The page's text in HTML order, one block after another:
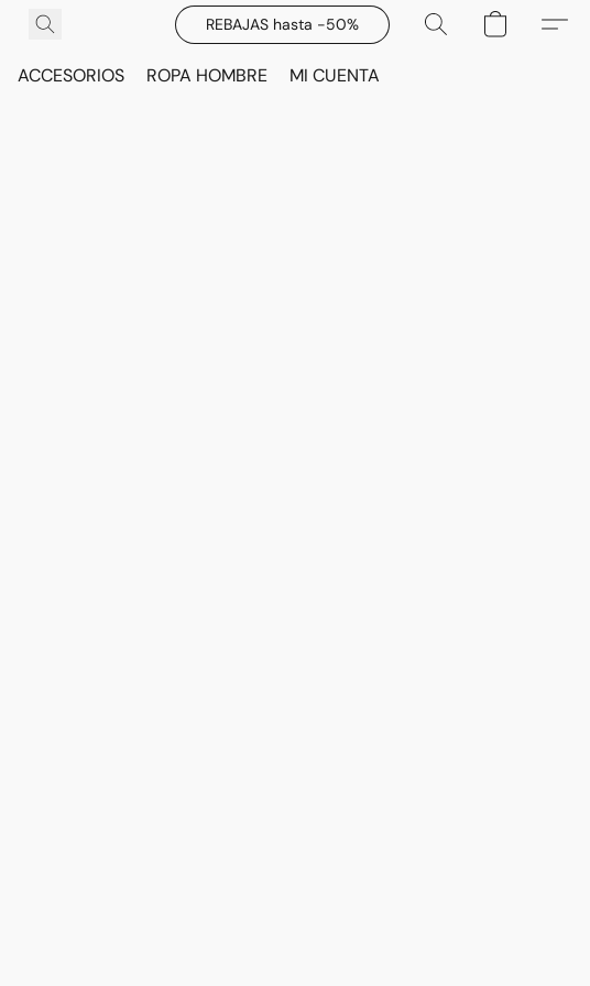
REBAJAS hasta -50%
ACCESORIOS ROPA HOMBRE MI CUENTA